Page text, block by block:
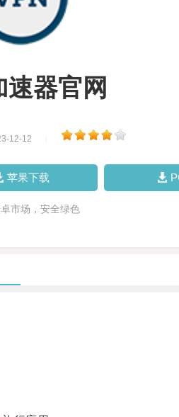
速器官网
12-12
苹果下载
市场，安全绿色